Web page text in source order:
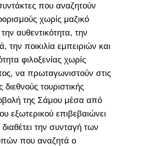
που αναζητούν
χωρίς μαζικό
αυθεντικότητα, την
την ποικιλία εμπειριών και
φιλοξενίας χωρίς
να πρωταγωνιστούν στις
τουριστικής
της Σάμου μέσα από
εξωτερικού επιβεβαιώνει
διαθέτει την συνταγή των
που αναζητά ο